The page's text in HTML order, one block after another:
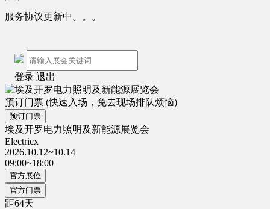
服务协议更新中。。。
登录 退出
预订门票 (快速入场，免去现场排队烦恼)
预订门票
埃及开罗电力照明及新能源展览会
Electricx
2026.10.12~10.14
09:00~18:00
官方展位
官方门票
距64天